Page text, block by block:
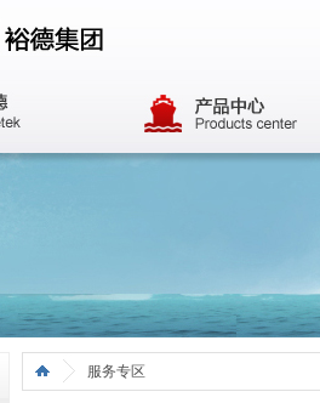
服务专区